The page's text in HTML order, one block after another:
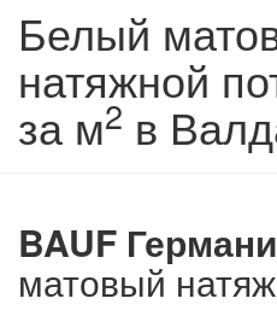
Белый
натяжной
за м2 в
BAUF
матовый